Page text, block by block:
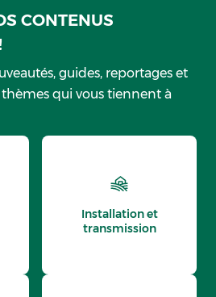
CONTENUS
guides, reportages et
qui vous tiennent à
Installation et
transmission